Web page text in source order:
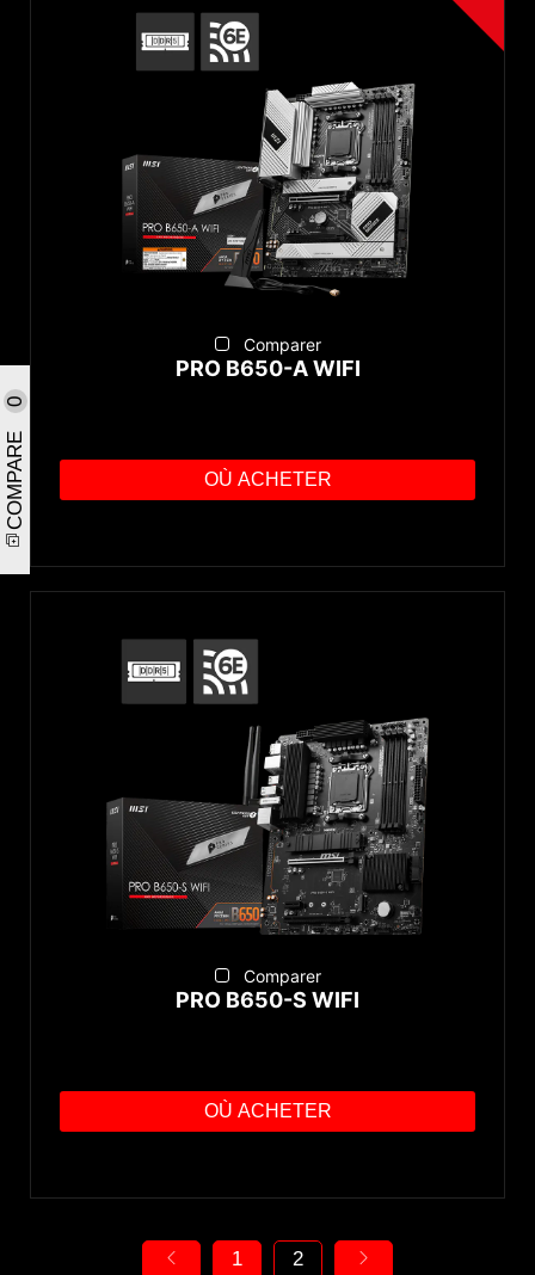
COMPARE
0
Comparer
PRO B650-A WIFI
OÙ ACHETER
Comparer
PRO B650-S WIFI
OÙ ACHETER
1 2